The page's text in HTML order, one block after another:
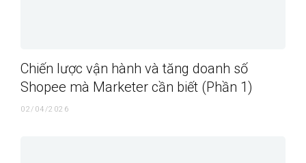
Chiến lược vận hành và tăng doanh số
Shopee mà Marketer cần biết (Phần 1)
02/04/2026